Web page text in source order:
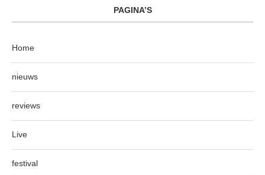
PAGINA’S
Home
nieuws
reviews
Live
festival